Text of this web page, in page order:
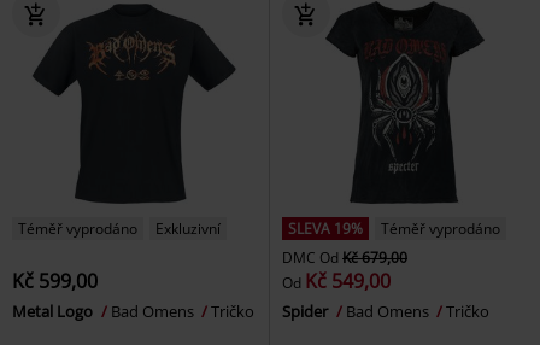
Téměř vyprodáno Exkluzivní
Kč 599,00
Metal Logo Bad Omens Tričko
SLEVA 19%
Téměř vyprodáno
DMC Od Kč 679,00
Od Kč 549,00
Spider Bad Omens Tričko